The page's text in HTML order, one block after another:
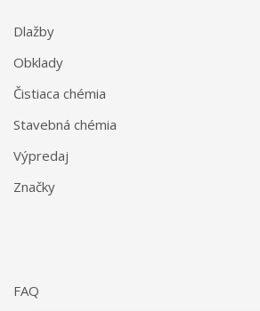
Dlažby
Obklady
Čistiaca chémia
Stavebná chémia
Výpredaj
Značky
FAQ